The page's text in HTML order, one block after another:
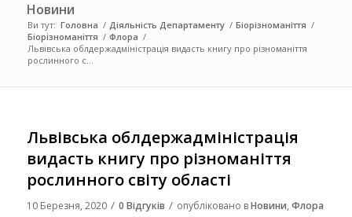
Новини
Ви тут: Головна / Діяльність Департаменту / Біорізноманіття /
Біорізноманіття / Флора /
Львівська облдержадміністрація видасть книгу про різноманіття
рослинного с...
Львівська облдержадміністрація
видасть книгу про різноманіття
рослинного світу області
10 Березня, 2020 / 0 Відгуків / опубліковано вНовини, Флора